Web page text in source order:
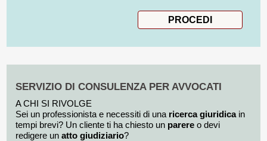
SERVIZIO DI CONSULENZA PER AVVOCATI
A CHI SI RIVOLGE
Sei un professionista e necessiti di una ricerca giuridicain
tempi brevi? Un cliente ti ha chiesto un parere o devi
redigere un atto giudiziario?